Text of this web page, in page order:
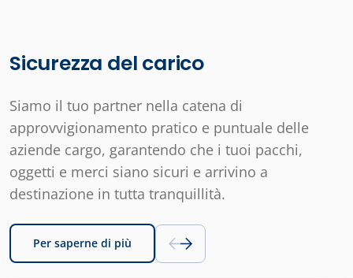
Sicurezza del carico
Siamo il tuo partner nella catena di
approvvigionamento pratico e puntuale delle
aziende cargo, garantendo che i tuoi pacchi,
oggetti e merci siano sicuri e arrivino a
destinazione in tutta tranquillità.
Per saperne di più